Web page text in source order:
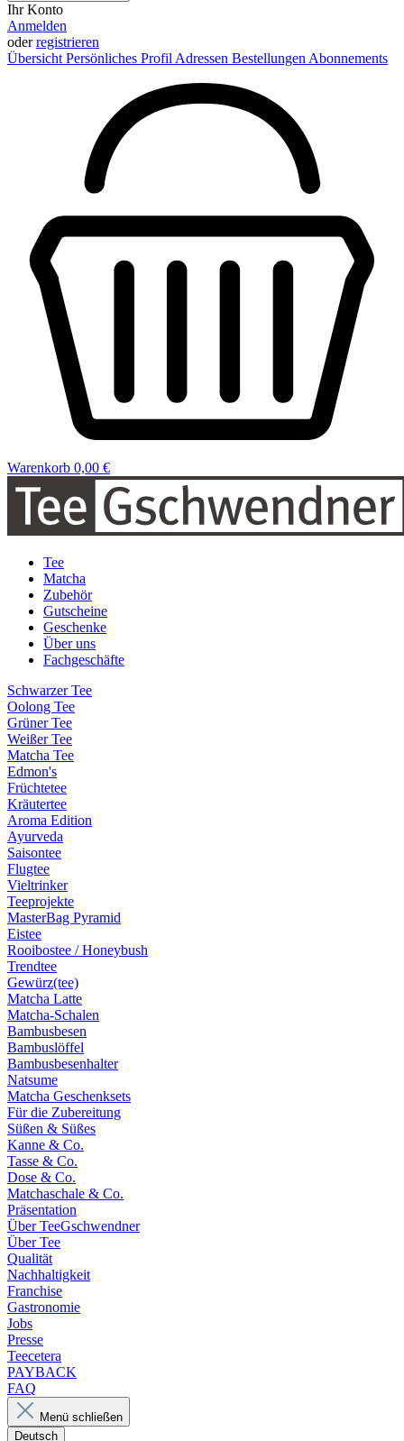
Ihr Konto
Anmelden
oderregistrieren
Übersicht Persönliches Profil Adressen Bestellungen Abonnements
Warenkorb 0,00 €
Tee
Matcha
Zubehör
Gutscheine
Geschenke
Über uns
Fachgeschäfte
Schwarzer Tee
Oolong Tee
Grüner Tee
Weißer Tee
Matcha Tee
Edmon's
Früchtetee
Kräutertee
Aroma Edition
Ayurveda
Saisontee
Flugtee
Vieltrinker
Teeprojekte
MasterBag Pyramid
Eistee
Rooibostee / Honeybush
Trendtee
Gewürz(tee)
Matcha Latte
Matcha-Schalen
Bambusbesen
Bambuslöffel
Bambusbesenhalter
Natsume
Matcha Geschenksets
Für die Zubereitung
Süßen & Süßes
Kanne & Co.
Tasse & Co.
Dose & Co.
Matchaschale & Co.
Präsentation
Über TeeGschwendner
Über Tee
Qualität
Nachhaltigkeit
Franchise
Gastronomie
Jobs
Presse
Teecetera
PAYBACK
FAQ
Menü schließen
Deutsch